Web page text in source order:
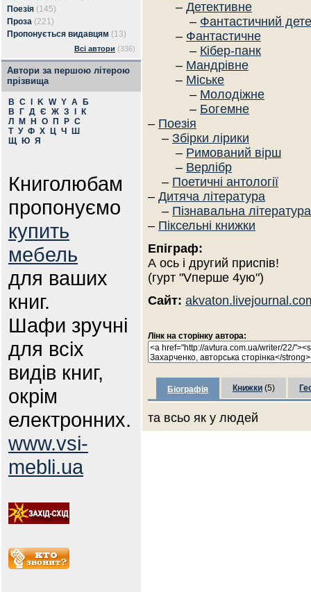
Поезія (145)
Проза (221)
Пропонується видавцям (13)
Всі автори (336)
Автори за першою літерою
прізвища
B C K W Y А
Б
В
Г Д Є Ж З
К
Л
М Н О П Р С
Т У Ф Х Ц Ч
Ш
Щ
Ю Я
Книголюбам
пропонуємо
купить
мебель
для ваших
книг.
Шафи зручні
для всіх
видів книг,
окрім
електронних.
www.vsi-
mebli.ua
– Детективне
– Фантастичний
– Фантастичне
– Кібер-панк
– Мандрівне
– Міське
– Молодіжне
– Богемне
– Поезія
– Збірки лірики
– Римований вірш
– Верлібр
– Поетичні антології
– Дитяча література
– Пізнавальна література
– Піксельні книжки
Епіграф:
А ось і другий приспів!
(гурт "Vперше 4ую")
Сайт:
Лінк на сторінку автора:
Біографія Книжки (5)
та всьо як у людей